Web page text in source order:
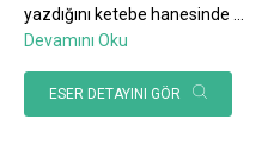
yazdığını ketebe hanesinde
Devamını Oku
ESER DETAYINI GÖR